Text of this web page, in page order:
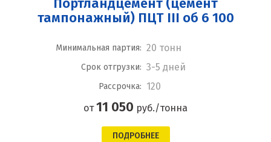
Портландцемент (цемент
тампонажный) ПЦТ III об 6 100
Минимальная партия: 20 тонн
Срок отгрузки: 3-5 дней
Рассрочка: 120
от11 050 руб./тонна
ПОДРОБНЕЕ